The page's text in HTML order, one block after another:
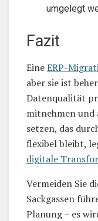
umgelegt
Fazit
EineERP-
aber sie ist
Datenqualität
mitnehmen und
setzen, das
flexibel bleibt,
digitale
Vermeiden Sie
Sackgassen
Planung – es